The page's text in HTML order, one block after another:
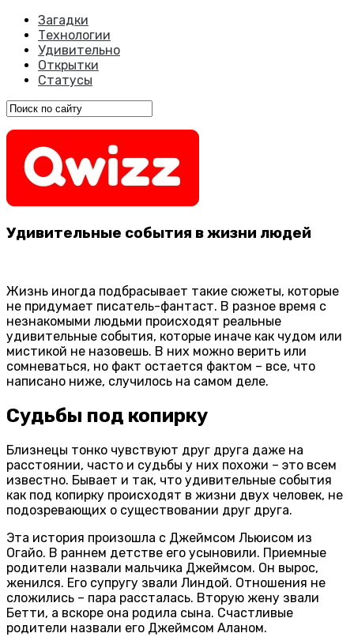
Загадки
Технологии
Удивительно
Открытки
Статусы
Удивительные события в жизни людей
Жизнь иногда подбрасывает такие сюжеты, которые
не придумает писатель-фантаст. В разное время с
незнакомыми людьми происходят реальные
удивительные события, которые иначе как чудом или
мистикой не назовешь. В них можно верить или
сомневаться, но факт остается фактом – все, что
написано ниже, случилось на самом деле.
Судьбы под копирку
Близнецы тонко чувствуют друг друга даже на
расстоянии, часто и судьбы у них похожи – это всем
известно. Бывает и так, что удивительные события
как под копирку происходят в жизни двух человек, не
подозревающих о существовании друг друга.
Эта история произошла с Джеймсом Льюисом из
Огайо. В раннем детстве его усыновили. Приемные
родители назвали мальчика Джеймсом. Он вырос,
женился. Его супругу звали Линдой. Отношения не
сложились – пара рассталась. Вторую жену звали
Бетти, а вскоре она родила сына. Счастливые
родители назвали его Джеймсом Аланом.